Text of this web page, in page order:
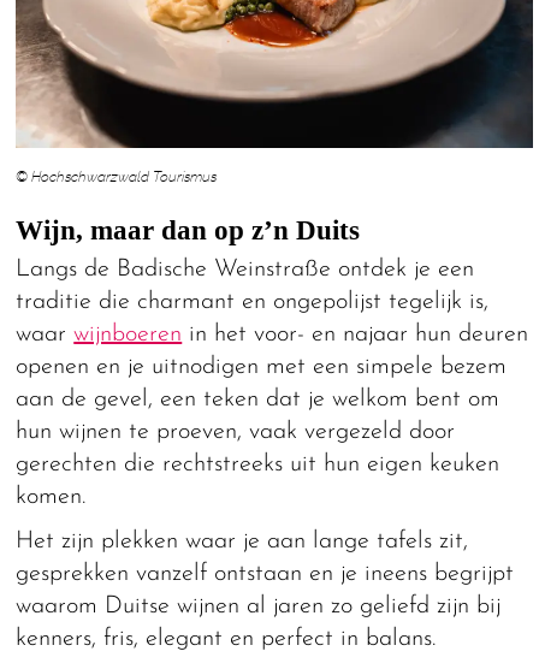
© Hochschwarzwald Tourismus
Wijn, maar dan op z’n Duits
Langs de Badische Weinstraße ontdek je een
traditie die charmant en ongepolijst tegelijk is,
waarwijnboeren in het voor- en najaar hun deuren
openen en je uitnodigen met een simpele bezem
aan de gevel, een teken dat je welkom bent om
hun wijnen te proeven, vaak vergezeld door
gerechten die rechtstreeks uit hun eigen keuken
komen.
Het zijn plekken waar je aan lange tafels zit,
gesprekken vanzelf ontstaan en je ineens begrijpt
waarom Duitse wijnen al jaren zo geliefd zijn bij
kenners, fris, elegant en perfect in balans.